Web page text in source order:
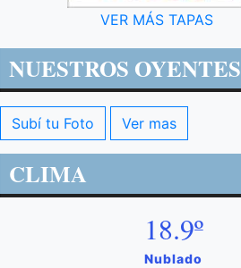
VER MÁS TAPAS
NUESTROS OYENTES
Subí tu Foto Ver mas
CLIMA
18.9º
Nublado